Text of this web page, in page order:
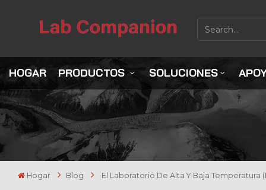
HOGAR PRODUCTOS SOLUCIONES
Hogar Blog El Laboratorio De Alta Y Baja